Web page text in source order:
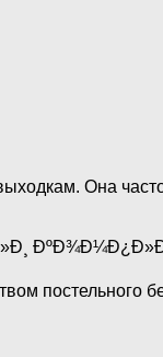
Она
постельного